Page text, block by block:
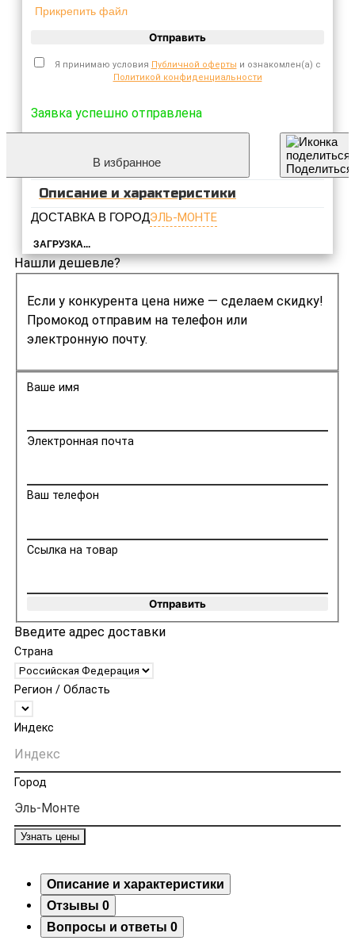
Прикрепить файл
Отправить
Я принимаю условия Публичной оферты и ознакомлен(а) с
Политикой конфиденциальности
Заявка успешно отправлена
В избранное Поделиться
Описание и характеристики
ДОСТАВКА В ГОРОДЭЛЬ-МОНТЕ
ЗАГРУЗКА...
Нашли дешевле?
Если у конкурента цена ниже — сделаем скидку!
Промокод отправим на телефон или
электронную почту.
Ваше имя
Электронная почта
Ваш телефон
Ссылка на товар
Отправить
Введите адрес доставки
Страна
Регион / Область
Индекс
Город
Узнать цены
Описание и характеристики
Отзывы 0
Вопросы и ответы 0